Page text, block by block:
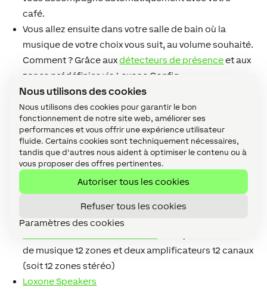
Nous utilisons des cookies
Nous utilisons des cookies pour garantir le bon
fonctionnement de notre site web, améliorer ses
performances et vous offrir une expérience utilisateur
fluide. Certains cookies sont techniquement nécessaires,
tandis que d'autres nous aident à optimiser le contenu ou à
vous proposer des offres pertinentes.
Autoriser tous les cookies
Refuser tous les cookies
Paramètres des cookies
café.
Vous allez ensuite dans votre salle de bain où la
musique de votre choix vous suit, au volume souhaité.
Comment ? Grâce auxdétecteurs de présenceet aux
zones prédéfinies via Loxone Config.
Un système audio parfait pour votre Smart Home grâce
à nos accessoires
Nous proposons un Kit qui comprend le Music Server
Loxone avec
Kit Loxone multi-room 8 zones : comprend le serveur
de musique 8 zones etl’amplificateur 12 canaux
6 zones stéréo)
de musique 12 zones et deux amplificateurs 12 canaux
(soit 12 zones stéréo)
Loxone Speakers